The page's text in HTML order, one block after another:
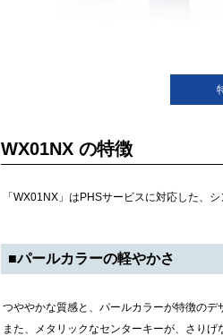
WX01NX の特徴
「WX01NX」はPHSサービスに対応した、シ
■パールカラーの軽やかさ
つややかな質感と、パールカラーが特徴のデ
また、メタリックなセンターキーが、さりげ